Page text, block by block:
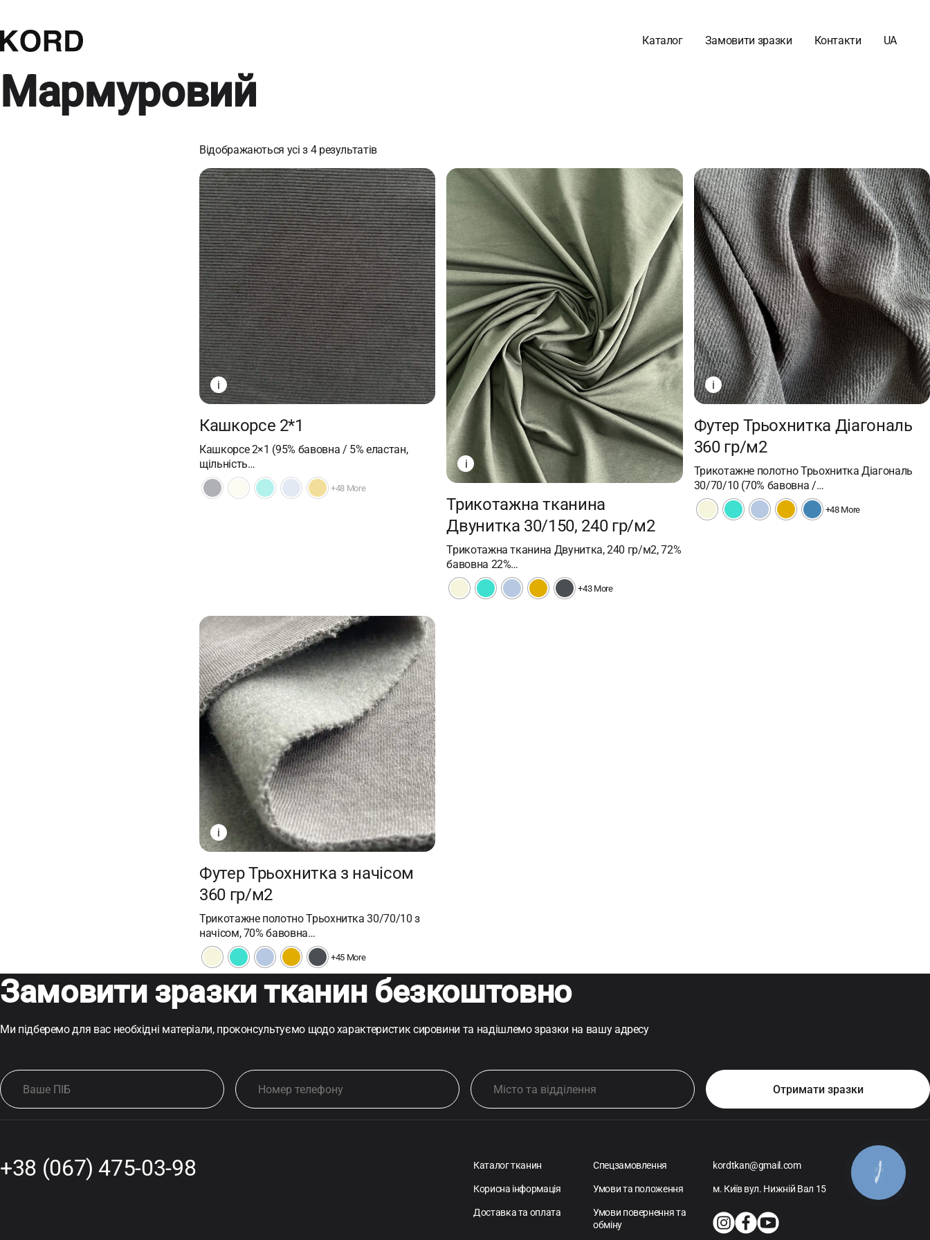
Каталог Замовити зразки Контакти UA
Мармуровий
Відображаються усі з 4 результатів
i
Кашкорсе 2*1
Кашкорсе 2×1 (95% бавовна / 5% еластан,
щільність…
+48 More
i
Трикотажна тканина
Двунитка 30/150, 240 гр/м2
Трикотажна тканина Двунитка, 240 гр/м2, 72%
бавовна 22%…
+43 More
i
Футер Трьохнитка Діагональ
360 гр/м2
Трикотажне полотно Трьохнитка Діагональ
30/70/10 (70% бавовна /…
+48 More
i
Футер Трьохнитка з начісом
360 гр/м2
Трикотажне полотно Трьохнитка 30/70/10 з
начісом, 70% бавовна…
+45 More
Замовити зразки тканин безкоштовно
Ми підберемо для вас необхідні матеріали, проконсультуємо щодо характеристик сировини та надішлемо зразки на вашу адресу
+38 (067) 475-03-98 Каталог тканин Спецзамовлення
Корисна інформація Умови та положення
Доставка та оплата
Умови повернення та
обміну
kordtkan@gmail.com
м. Київ вул. Нижній Вал 15
КНОПКА
ЗВ'ЯЗКУ